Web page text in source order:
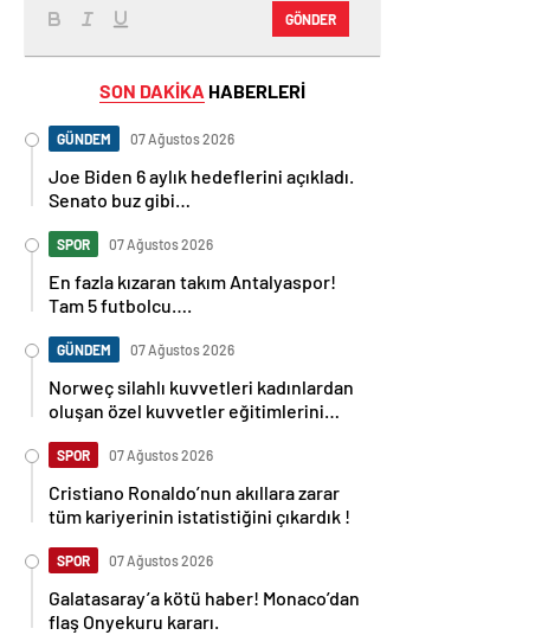
GÖNDER
SON DAKİKA HABERLERİ
GÜNDEM 07 Ağustos 2026
Joe Biden 6 aylık hedeflerini açıkladı.
Senato buz gibi…
SPOR 07 Ağustos 2026
En fazla kızaran takım Antalyaspor!
Tam 5 futbolcu….
GÜNDEM 07 Ağustos 2026
Norweç silahlı kuvvetleri kadınlardan
oluşan özel kuvvetler eğitimlerini
SPOR 07 Ağustos 2026
Cristiano Ronaldo’nun akıllara zarar
tüm kariyerinin istatistiğini çıkardık !
SPOR 07 Ağustos 2026
Galatasaray’a kötü haber! Monaco’dan
flaş Onyekuru kararı.